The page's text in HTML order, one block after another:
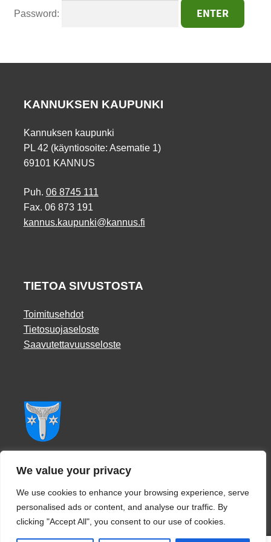
We value your privacy
We use cookies to enhance your browsing experience, serve
personalised ads or content, and analyse our traffic. By
clicking "Accept All", you consent to our use of cookies.
Password:
KANNUKSEN KAUPUNKI
Kannuksen kaupunki
PL 42 (käyntiosoite: Asematie 1)
69101 KANNUS
Puh. 06 8745 111
Fax. 06 873 191
kannus.kaupunki@kannus.fi
TIETOA SIVUSTOSTA
Toimitusehdot
Tietosuojaseloste
Saavutettavuusseloste